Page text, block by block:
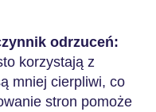
odrzuceń:
korzystają z
mniej cierpliwi, co
stron pomoże